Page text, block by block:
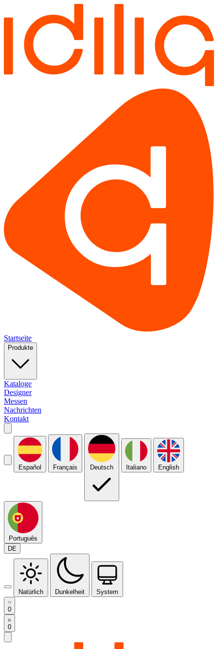
Startseite
Produkte
Kataloge
Designer
Messen
Nachrichten
Kontakt
Español Français Deutsch Italiano English
Português
DE
Natürlich Dunkelheit System
0
0